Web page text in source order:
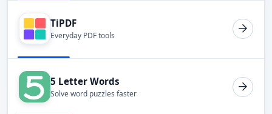
TiPDF
Everyday PDF tools
5 Letter Words
Solve word puzzles faster